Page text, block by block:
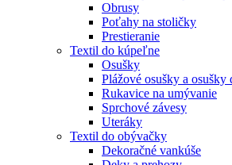
Obrusy
Poťahy na stoličky
Prestieranie
Textil do kúpeľne
Osušky
Plážové osušky a osušky
Rukavice na umývanie
Sprchové závesy
Uteráky
Textil do obývačky
Dekoračné vankúše